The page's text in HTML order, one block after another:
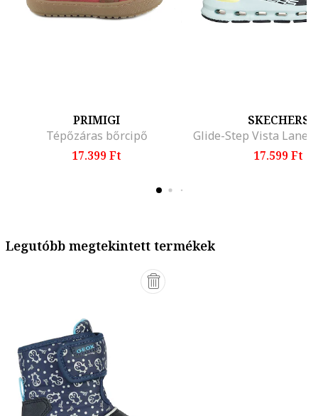
PRIMIGI
Tépőzáras bőrcipő
17.399 Ft
SKECHERS
17.599 Ft
Legutóbb megtekintett termékek